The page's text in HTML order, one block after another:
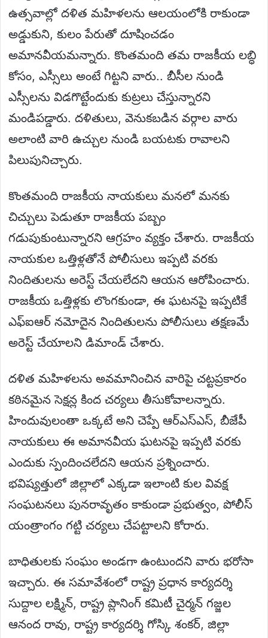
ఉత్సవాల్లో దళిత మహిళలను ఆలయంలోకి రాకుండా
అడ్డుకుని, కులం పేరుతో దూషించడం
అమానవీయమన్నారు. కొంతమంది తమ రాజకీయ లబ్ధి
కోసం, ఎస్సీలు అంటే గిట్టని వారు.. బీసీల నుండి
ఎస్సీలను విడగొట్టేందుకు కుట్రలు చేస్తున్నారని
మండిపడ్డారు. దళితులు, వెనుకబడిన వర్గాల వారు
అలాంటి వారి ఉచ్చుల నుండి బయటకు రావాలని
పిలుపునిచ్చారు.
కొంతమంది రాజకీయ నాయకులు మనలో మనకు
చిచ్చులు పెడుతూ రాజకీయ పబ్బం
గడుపుకుంటున్నారని ఆగ్రహం వ్యక్తం చేశారు. రాజకీయ
నాయకుల ఒత్తిళ్లతోనే పోలీసులు ఇప్పటి వరకు
నిందితులను అరెస్ట్ చేయలేదని ఆయన ఆరోపించారు.
రాజకీయ ఒత్తిళ్లకు లొంగకుండా, ఈ ఘటనపై ఇప్పటికే
ఎఫ్ఐఆర్ నమోదైన నిందితులను పోలీసులు తక్షణమే
అరెస్ట్ చేయాలని డిమాండ్ చేశారు.
దళిత మహిళలను అవమానించిన వారిపై చట్టప్రకారం
కఠినమైన సెక్షన్ల కింద చర్యలు తీసుకోవాలన్నారు.
హిందువులంతా ఒక్కటే అని చెప్పే ఆర్‌ఎస్‌ఎస్, బీజేపీ
నాయకులు ఈ అమానవీయ ఘటనపై ఇప్పటి వరకు
ఎందుకు స్పందించలేదని ఆయన ప్రశ్నించారు.
భవిష్యత్తులో జిల్లాలో ఎక్కడా ఇలాంటి కుల వివక్ష
సంఘటనలు పునరావృతం కాకుండా ప్రభుత్వం, పోలీస్
యంత్రాంగం గట్టి చర్యలు చేపట్టాలని కోరారు.
బాధితులకు సంఘం అండగా ఉంటుందని వారు భరోసా
ఇచ్చారు. ఈ సమావేశంలో రాష్ట్ర ప్రధాన కార్యదర్శి
సుద్దాల లక్ష్మిన్, రాష్ట్ర ప్లానింగ్ కమిటీ చైర్మన్ గజ్జల
ఆనంద రావు, రాష్ట్ర కార్యదర్శి గోస్కి శంకర్, జిల్లా